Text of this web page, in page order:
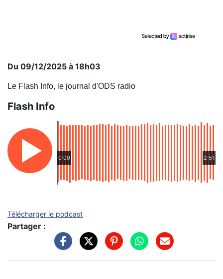
Du 09/12/2025 à 18h03
Le Flash Info, le journal d'ODS radio
Flash Info
0:00 2:51
Télécharger le podcast
Partager :